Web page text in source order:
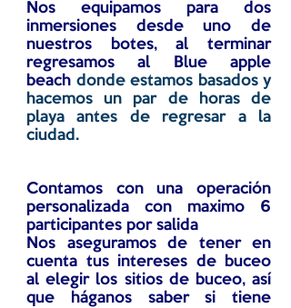
Nos equipamos para dos
inmersiones desde uno de
nuestros botes, al terminar
regresamos al Blue apple
beach donde estamos basados y
hacemos un par de horas de
playa antes de regresar a la
ciudad.
Contamos con una operación
personalizada con maximo 6
participantes por salida
Nos aseguramos de tener en
cuenta tus intereses de buceo
al elegir los sitios de buceo, así
que háganos saber si tiene